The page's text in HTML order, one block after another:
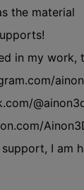
the material
in my work,
I am